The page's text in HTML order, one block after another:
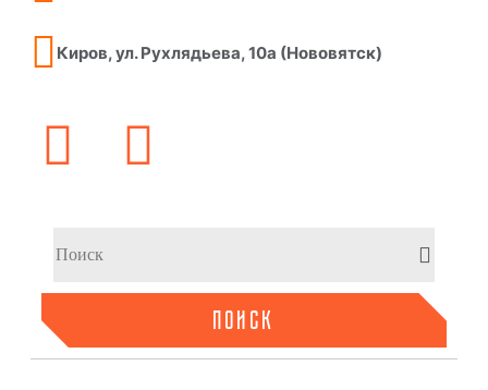
Киров, ул. Рухлядьева, 10а (Нововятск)
ПОИСК